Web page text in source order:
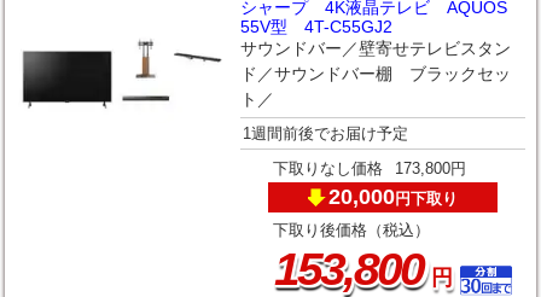
シャープ 4K液晶テレビ AQUOS
55V型 4T-C55GJ2
サウンドバー／壁寄せテレビスタン
ド／サウンドバー棚 ブラックセッ
ト／
1週間前後でお届け予定
下取りなし価格 173,800円
20,000円下取り
下取り後価格（税込）
153,800円